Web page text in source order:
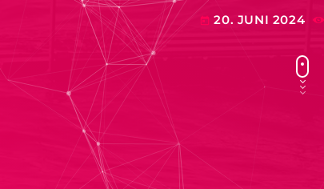
today 20. JUNI 2024